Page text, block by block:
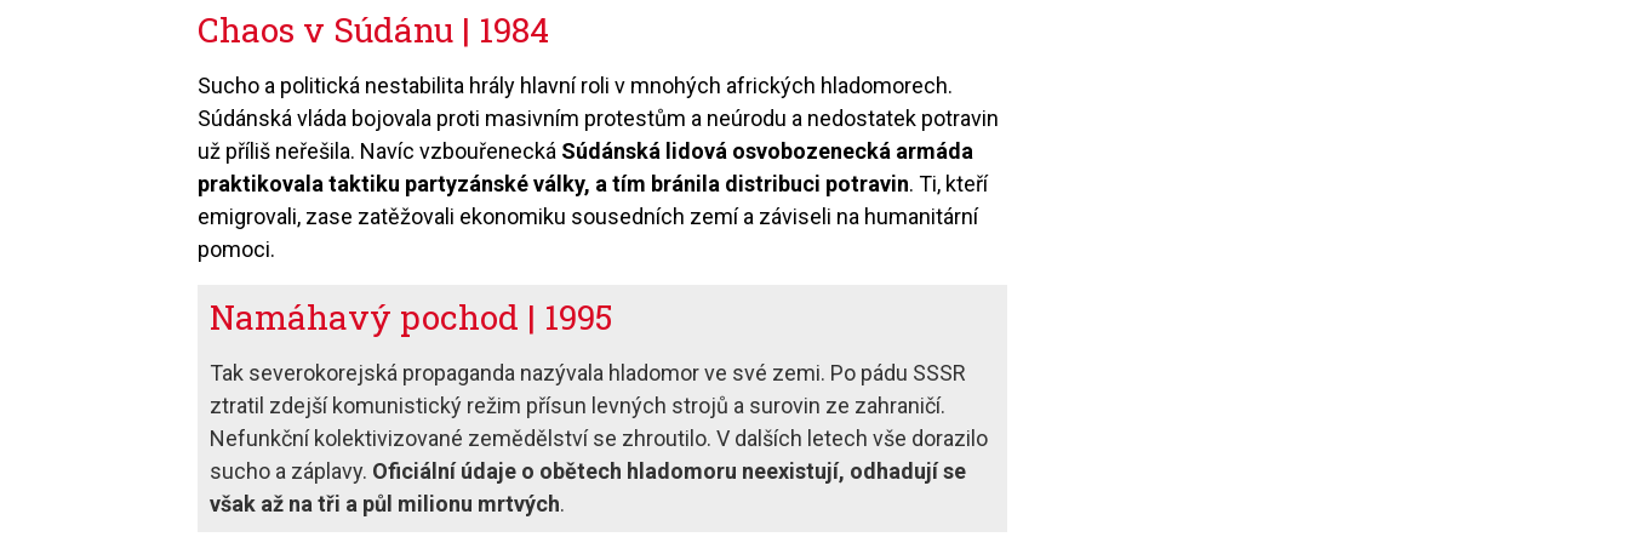
Chaos v Súdánu | 1984
Sucho a politická nestabilita hrály hlavní roli v mnohých afrických hladomorech.
Súdánská vláda bojovala proti masivním protestům a neúrodu a nedostatek potravin
už příliš neřešila. Navíc vzbouřenecká Súdánská lidová osvobozenecká armáda
praktikovala taktiku partyzánské války, a tím bránila distribuci potravin. Ti, kteří
emigrovali, zase zatěžovali ekonomiku sousedních zemí a záviseli na humanitární
pomoci.
Namáhavý pochod | 1995
Tak severokorejská propaganda nazývala hladomor ve své zemi. Po pádu SSSR
ztratil zdejší komunistický režim přísun levných strojů a surovin ze zahraničí.
Nefunkční kolektivizované zemědělství se zhroutilo. V dalších letech vše dorazilo
sucho a záplavy. Oficiální údaje o obětech hladomoru neexistují, odhadují se
však až na tři a půl milionu mrtvých.